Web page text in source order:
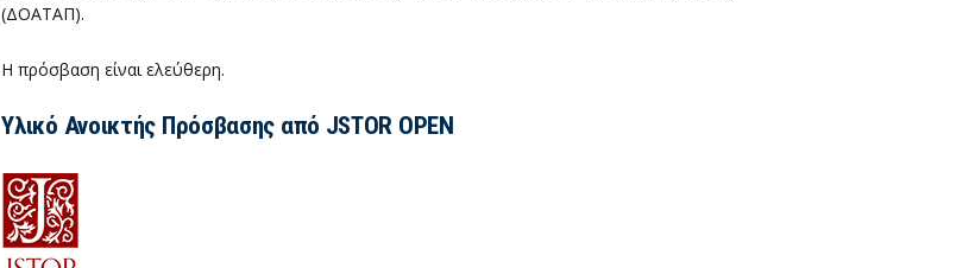
(ΔΟΑΤΑΠ).
Η πρόσβαση είναι ελεύθερη.
Υλικό Ανοικτής Πρόσβασης από JSTOR OPEN